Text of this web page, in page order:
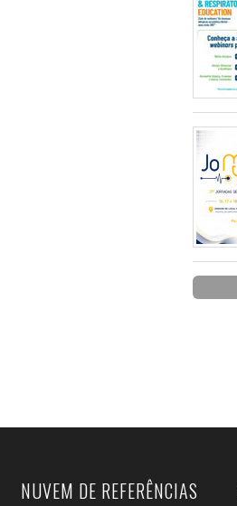
NUVEM DE REFERÊNCIAS